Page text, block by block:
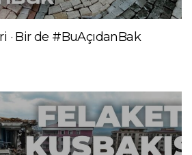
· Bir de #BuAçıdanBak